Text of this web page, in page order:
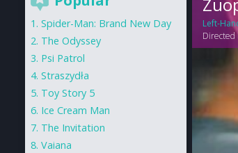
Left-
Directed
Spider-Man: Brand New Day
The Odyssey
Psi Patrol
Straszydła
Toy Story 5
Ice Cream Man
The Invitation
Vaiana